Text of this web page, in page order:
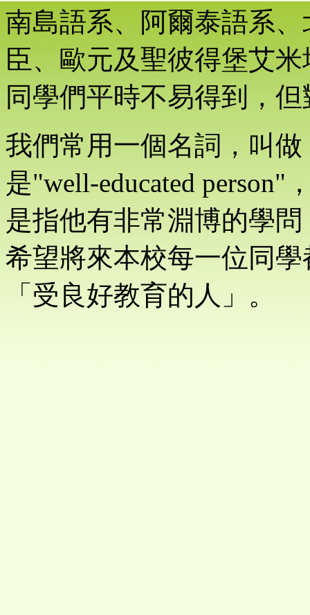
南島語系、阿爾泰語系
臣、歐元及聖彼得堡艾
同學們平時不易得到，
我們常用一個名詞，叫
是"well-educated
是指他有非常淵博的學
希望將來本校每一位同
「受良好教育的人」。